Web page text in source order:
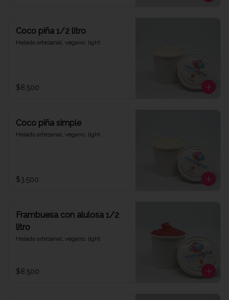
Coco piña 1/2 litro
Helado artesanal, vegano, light
$8.500
Coco piña simple
Helado artesanal, vegano, light
$3.500
Frambuesa con alulosa 1/2
litro
Helado artesanal, vegano, light
$8.500